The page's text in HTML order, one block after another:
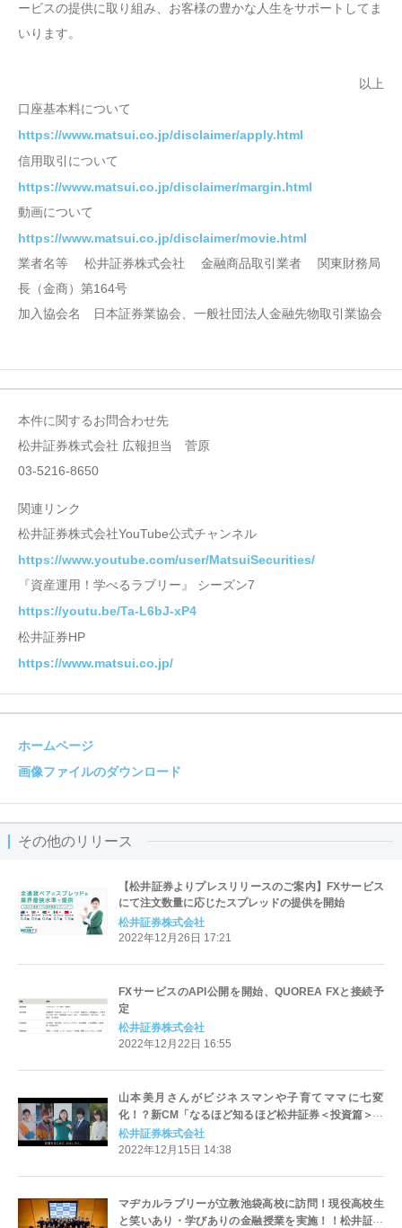
ービスの提供に取り組み、お客様の豊かな人生をサポートしてま
いります。
以上
口座基本料について
https://www.matsui.co.jp/disclaimer/apply.html
信用取引について
https://www.matsui.co.jp/disclaimer/margin.html
動画について
https://www.matsui.co.jp/disclaimer/movie.html
業者名等 松井証券株式会社 金融商品取引業者 関東財務局
長（金商）第164号
加入協会名 日本証券業協会、一般社団法人金融先物取引業協会
本件に関するお問合わせ先
松井証券株式会社 広報担当 菅原
03-5216-8650
関連リンク
松井証券株式会社YouTube公式チャンネル
https://www.youtube.com/user/MatsuiSecurities/
『資産運用！学べるラブリー』 シーズン7
https://youtu.be/Ta-L6bJ-xP4
松井証券HP
https://www.matsui.co.jp/
ホームページ
画像ファイルのダウンロード
その他のリリース
【松井証券よりプレスリリースのご案内】FXサービス
にて注文数量に応じたスプレッドの提供を開始
松井証券株式会社
2022年12月26日 17:21
FXサービスのAPI公開を開始、QUOREA FXと接続予
定
松井証券株式会社
2022年12月22日 16:55
山本美月さんがビジネスマンや子育てママに七変
化！？新CM「なるほど知るほど松井証券＜投資篇＞」
を12月19日(月)から放映開始！
松井証券株式会社
2022年12月15日 14:38
マヂカルラブリーが立教池袋高校に訪問！現役高校生
と笑いあり・学びありの金融授業を実施！！松井証券